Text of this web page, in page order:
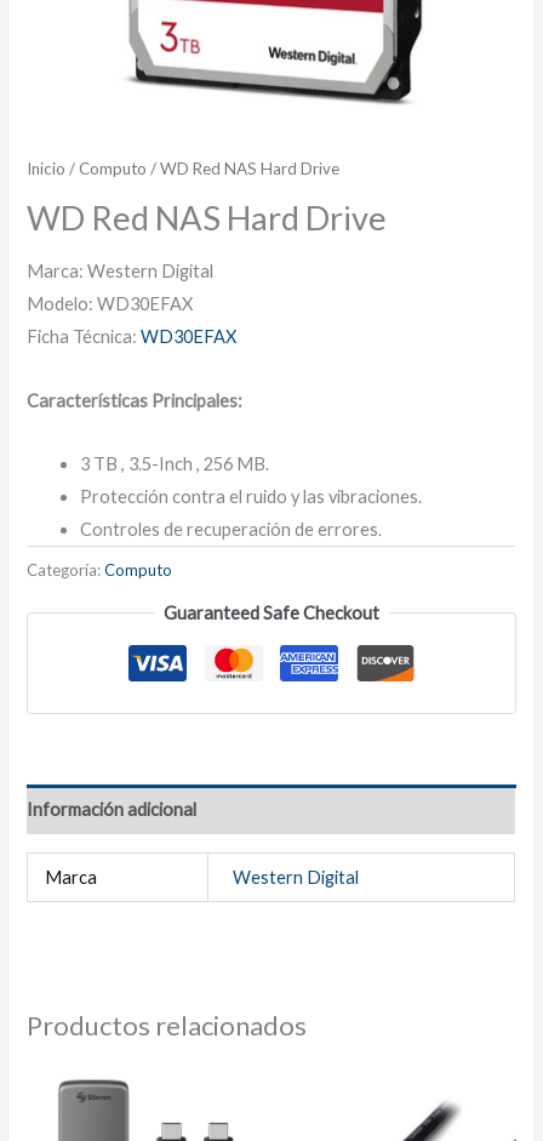
Inicio / Computo / WD Red NAS Hard Drive
WD Red NAS Hard Drive
Marca: Western Digital
Modelo: WD30EFAX
Ficha Técnica:WD30EFAX
Características Principales:
3 TB , 3.5-Inch , 256 MB.
Protección contra el ruido y las vibraciones.
Controles de recuperación de errores.
Categoría:Computo
Guaranteed Safe Checkout
Información adicional
Marca Western Digital
Productos relacionados